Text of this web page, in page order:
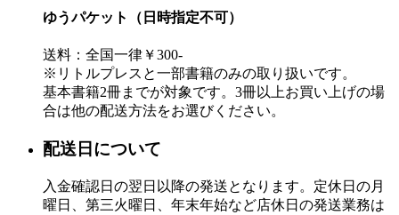
ゆうパケット（日時指定不可）
送料：全国一律￥300-
※リトルプレスと一部書籍のみの取り扱いです。
基本書籍2冊までが対象です。3冊以上お買い上げの場
合は他の配送方法をお選びください。
配送日について
入金確認日の翌日以降の発送となります。定休日の月
曜日、第三火曜日、年末年始など店休日の発送業務は